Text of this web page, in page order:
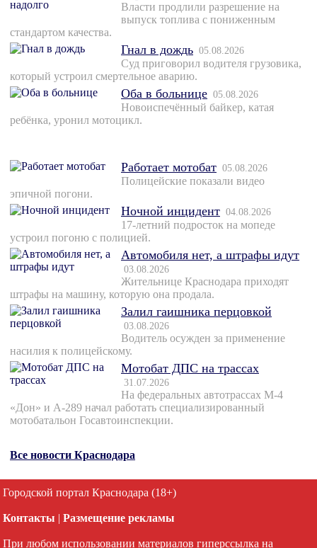
Власти продлили разрешение на
выпуск топлива с пониженным
стандартом качества.
Гнал в дождь 05.08.2026
Суд приговорил водителя грузовика,
который устроил смертельное аварию.
Оба в больнице 05.08.2026
Новоиспечённый байкер, катая
ребёнка, уронил мотоцикл.
Работает мотобат 05.08.2026
Полицейские показали видео
эпичной погони.
Ночной инцидент 04.08.2026
17-летний подросток на мопеде
устроил погоню с полицией.
Автомобиля нет, а штрафы идут
03.08.2026
Жительнице Краснодара приходят
штрафы на машину, которую она продала.
Залил гаишника перцовкой
03.08.2026
Водитель осужден за применение
насилия к полицейскому.
Мотобат ДПС на трассах
31.07.2026
На федеральных автотрассах М-4
«Дон» и А-289 начал работать специализированный
мотобатальон Госавтоинспекции.
Все новости Краснодара
Городской портал Краснодара (18+)
Контакты | Размещение рекламы
При любом использовании материалов гиперссылка на